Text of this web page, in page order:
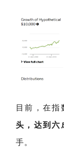
目前，在指
头，达到六
手。